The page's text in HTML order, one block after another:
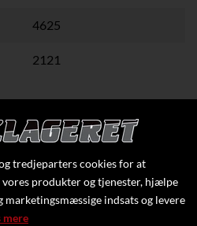
4625
2121
flere specifikationer
tredjeparters cookies for at
produkter og tjenester, hjælpe
marketingsmæssige indsats og levere
mere